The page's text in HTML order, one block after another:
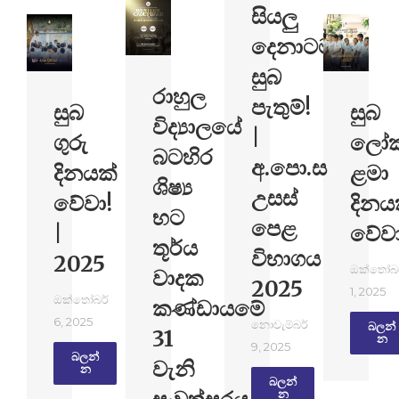
සියලු
දෙනාටම
සුබ
පැතුම්!
අ.පො.ස
උසස්
පෙළ
විභාගය
2025
නොවැම්බර්
9, 2025
බලන්​
න
රාහුල
විද්‍යාලයේ
බටහිර
ශිෂ්‍ය
භට
තූර්ය
වාදක
කණ්ඩායමේ
31
වැනි
සුබ
ගුරු
දිනයක්
වේවා!
2025
ඔක්තෝබර්
6, 2025
බලන්​
න
සුබ
ළමා
1, 2025
බලන්​
න